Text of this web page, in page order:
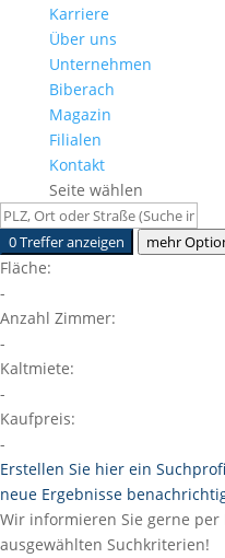
Karriere
Über uns
Unternehmen
Biberach
Magazin
Filialen
Kontakt
Seite wählen
0 Treffer anzeigen mehr
Fläche:
-
Anzahl Zimmer:
-
Kaltmiete:
-
Kaufpreis:
-
Erstellen Sie hier ein
neue Ergebnisse
Wir informieren Sie gerne
ausgewählten Suchkriterien!